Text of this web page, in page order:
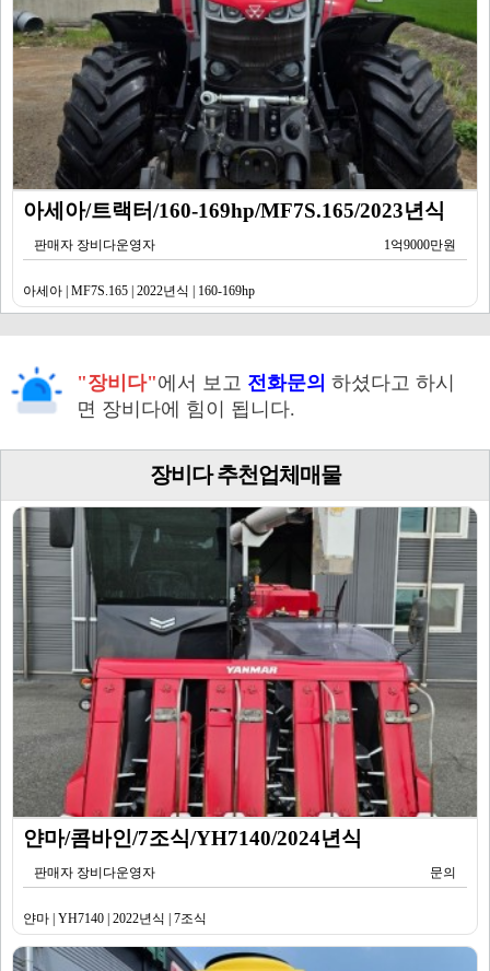
아세아/트랙터/160-169hp/MF7S.165/2023년식
판매자 장비다운영자 1억9000만원
아세아 | MF7S.165 | 2022년식 | 160-169hp
"장비다"에서 보고 전화문의 하셨다고 하시
면 장비다에 힘이 됩니다.
장비다 추천업체매물
얀마/콤바인/7조식/YH7140/2024년식
판매자 장비다운영자 문의
얀마 | YH7140 | 2022년식 | 7조식